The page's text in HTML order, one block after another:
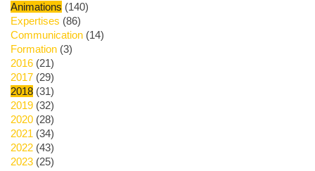
Animations (140)
Expertises (86)
Communication(14)
Formation(3)
2016(21)
2017(29)
2018(31)
2019(32)
2020(28)
2021(34)
2022(43)
2023(25)